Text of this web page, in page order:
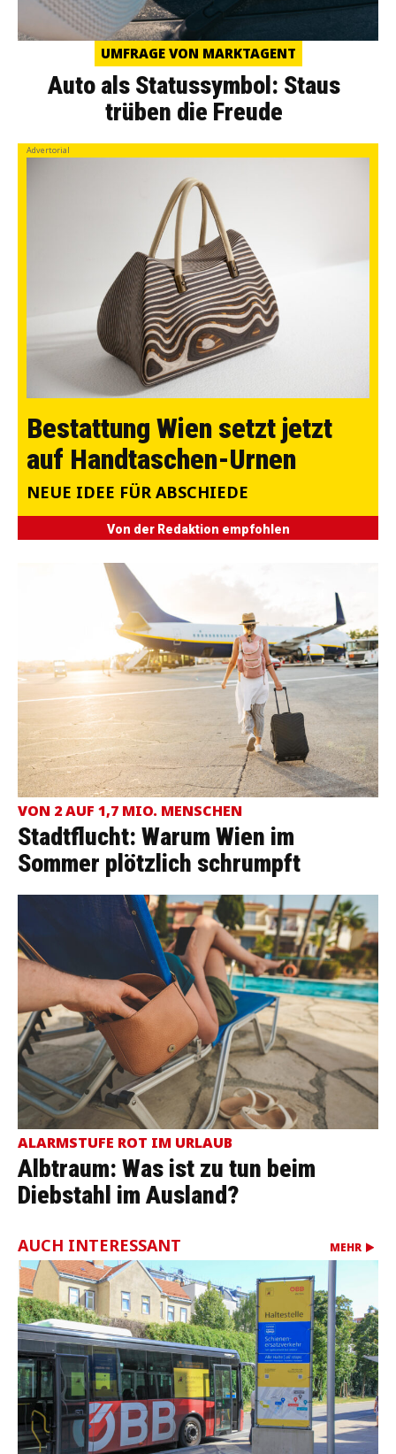
UMFRAGE VON MARKTAGENT
Auto als Statussymbol: Staus
trüben die Freude
Advertorial
Bestattung Wien setzt jetzt
auf Handtaschen-Urnen
NEUE IDEE FÜR ABSCHIEDE
Von der Redaktion empfohlen
VON 2 AUF 1,7 MIO. MENSCHEN
Stadtflucht: Warum Wien im
Sommer plötzlich schrumpft
ALARMSTUFE ROT IM URLAUB
Albtraum: Was ist zu tun beim
Diebstahl im Ausland?
AUCH INTERESSANT MEHR